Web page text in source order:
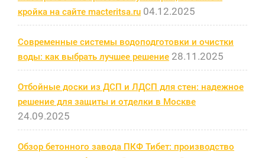
кройка на сайте macteritsa.ru 04.12.2025
Современные системы водоподготовки и очистки
воды: как выбрать лучшее решение 28.11.2025
Отбойные доски из ДСП и ЛДСП для стен: надежное
решение для защиты и отделки в Москве
24.09.2025
Обзор бетонного завода ПКФ Тибет: производство